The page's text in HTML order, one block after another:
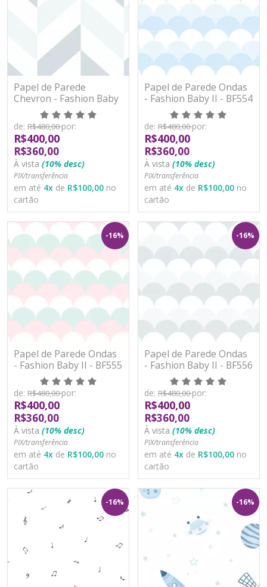
Papel de Parede
Chevron - Fashion Baby
II - BF553 - Vinílico
de: R$480,00por:
R$400,00
R$360,00
À vista (10% desc)
PIX/transferência
em até 4x de R$100,00 no
cartão
Papel de Parede Ondas
- Fashion Baby II - BF554
- Vinílico
de: R$480,00por:
R$400,00
R$360,00
À vista (10% desc)
PIX/transferência
em até 4x de R$100,00 no
cartão
-16%
Papel de Parede Ondas
- Fashion Baby II - BF555
- Vinílico
de: R$480,00por:
R$400,00
R$360,00
À vista (10% desc)
PIX/transferência
em até 4x de R$100,00 no
cartão
-16%
Papel de Parede Ondas
- Fashion Baby II - BF556
- Vinílico
de: R$480,00por:
R$400,00
R$360,00
À vista (10% desc)
PIX/transferência
em até 4x de R$100,00 no
cartão
-16% -16%